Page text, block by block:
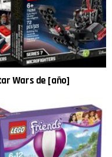
Wars de [año]